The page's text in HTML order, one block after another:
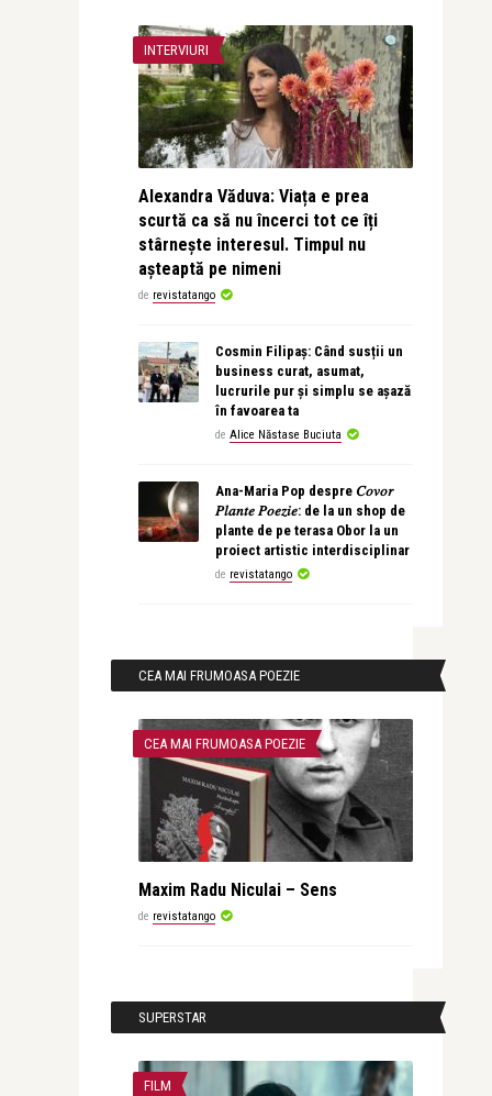
INTERVIURI
Alexandra Văduva: Viața e prea
scurtă ca să nu încerci tot ce îți
stârnește interesul. Timpul nu
așteaptă pe nimeni
de revistatango
Cosmin Filipaș: Când susții un
business curat, asumat,
lucrurile pur și simplu se așază
în favoarea ta
de Alice Năstase Buciuta
Ana-Maria Pop despre 𝐶𝑜𝑣𝑜𝑟
𝑃𝑙𝑎𝑛𝑡𝑒 𝑃𝑜𝑒𝑧𝑖𝑒: de la un shop de
plante de pe terasa Obor la un
proiect artistic interdisciplinar
de revistatango
CEA MAI FRUMOASA POEZIE
CEA MAI FRUMOASA POEZIE
Maxim Radu Niculai – Sens
de revistatango
SUPERSTAR
FILM